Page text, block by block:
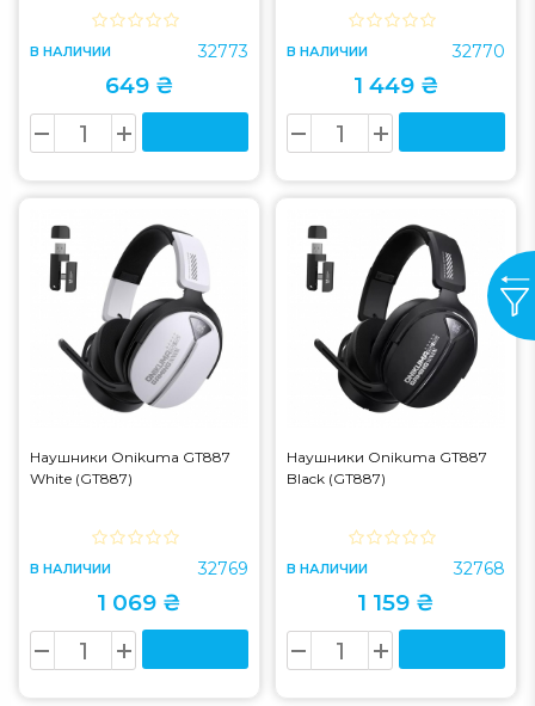
В НАЛИЧИИ 32773
649 ₴
В НАЛИЧИИ 32770
1 449 ₴
Наушники Onikuma GT887
White (GT887)
В НАЛИЧИИ 32769
1 069 ₴
Наушники Onikuma GT887
Black (GT887)
В НАЛИЧИИ 32768
1 159 ₴